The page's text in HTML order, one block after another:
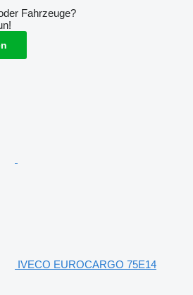
Fahrzeuge?
IVECO EUROCARGO 75E14